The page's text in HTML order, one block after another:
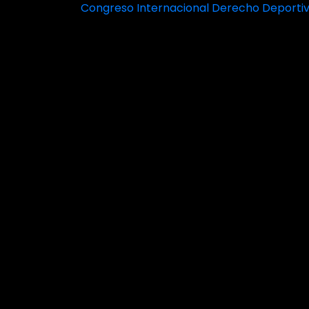
Congreso Internacional Derecho